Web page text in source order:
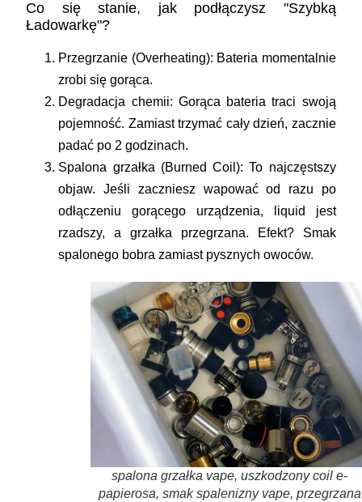
Co się stanie, jak podłączysz "Szybką
Ładowarkę"?
Przegrzanie (Overheating): Bateria momentalnie
zrobi się gorąca.
Degradacja chemii: Gorąca bateria traci swoją
pojemność. Zamiast trzymać cały dzień, zacznie
padać po 2 godzinach.
Spalona grzałka (Burned Coil): To najczęstszy
objaw. Jeśli zaczniesz wapować od razu po
odłączeniu gorącego urządzenia, liquid jest
rzadszy, a grzałka przegrzana. Efekt? Smak
spalonego bobra zamiast pysznych owoców.
spalona grzałka vape, uszkodzony coil e-
papierosa, smak spalenizny vape, przegrzana